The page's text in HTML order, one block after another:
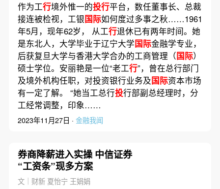
作为工行境外惟一的投行平台，数任董事长、总裁
接连被检视，工银国际如何度过多事之秋……1961
年5月，现年62岁， 从工行退休已有两年时间。她
是东北人，大学毕业于辽宁大学国际金融学专业，
后获复旦大学与香港大学合办的工商管理（国际）
硕士学位。安丽艳是一位“老工行”，曾在总行部门
及境外机构任职，对投资银行业务及国际资本市场
有一定了解。 “她当工总行投行部副总经理时，分
工经常调整，印象……
2023年11月27日 · 金融我闻
券商降薪进入实操 中信证券
“工资条”现多方案
文｜财新 夏怡宁 王娟娟